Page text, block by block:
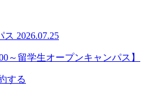
ス 2026.07.25
～留学生オープンキャンパス】
する